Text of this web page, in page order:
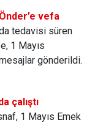
vefa
tedavisi süren
1 Mayıs
gönderildi.
çalıştı
1 Mayıs Emek